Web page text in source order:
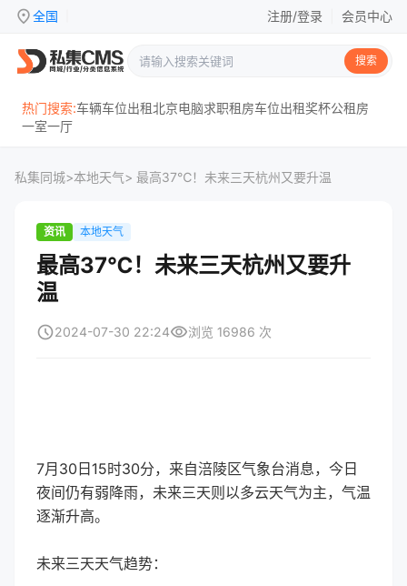
location_on全国 注册/登录 会员中心
搜索
热门搜索:车辆车位出租北京电脑求职租房车位出租奖杯公租房
一室一厅
私集同城>本地天气> 最高37℃！未来三天杭州又要升温
资讯 本地天气
最高37℃！未来三天杭州又要升
温
schedule2024-07-30 22:24visibility浏览 16986 次
7月30日15时30分，来自涪陵区气象台消息，今日
夜间仍有弱降雨，未来三天则以多云天气为主，气温
逐渐升高。
未来三天天气趋势：